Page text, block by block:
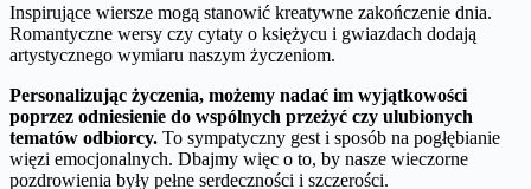
Inspirujące wiersze mogą stanowić kreatywne zakończenie dnia.
Romantyczne wersy czy cytaty o księżycu i gwiazdach dodają
artystycznego wymiaru naszym życzeniom.
Personalizując życzenia, możemy nadać im wyjątkowości
poprzez odniesienie do wspólnych przeżyć czy ulubionych
tematów odbiorcy. To sympatyczny gest i sposób na pogłębianie
więzi emocjonalnych. Dbajmy więc o to, by nasze wieczorne
pozdrowienia były pełne serdeczności i szczerości.